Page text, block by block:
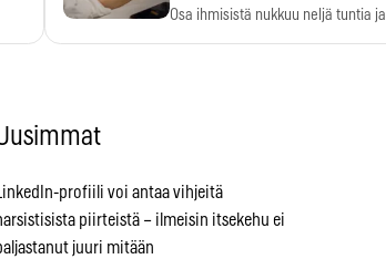
Osa ihmisistä nukkuu neljä tuntia ja
profiili voi antaa vihjeitä
piirteistä – ilmeisin itsekehu ei
juuri mitään